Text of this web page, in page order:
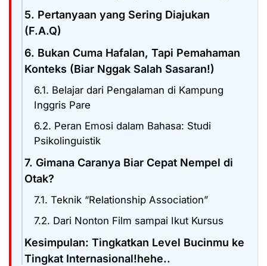
5. Pertanyaan yang Sering Diajukan
(F.A.Q)
6. Bukan Cuma Hafalan, Tapi Pemahaman
Konteks (Biar Nggak Salah Sasaran!)
6.1. Belajar dari Pengalaman di Kampung
Inggris Pare
6.2. Peran Emosi dalam Bahasa: Studi
Psikolinguistik
7. Gimana Caranya Biar Cepat Nempel di
Otak?
7.1. Teknik “Relationship Association”
7.2. Dari Nonton Film sampai Ikut Kursus
Kesimpulan: Tingkatkan Level Bucinmu ke
Tingkat Internasional!hehe..